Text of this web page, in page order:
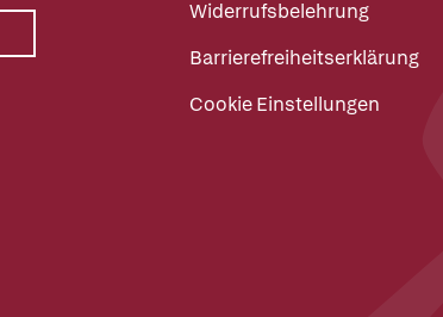
Widerrufsbelehrung
Barrierefreiheitserklärung
Cookie Einstellungen